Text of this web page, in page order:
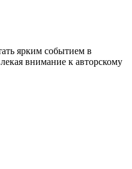
ярким событием в
внимание к авторскому